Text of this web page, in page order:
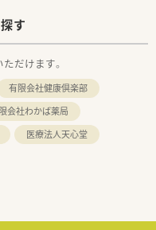
す
だけます。
有限会社健康倶楽部
会社わかば薬局
医療法人天心堂